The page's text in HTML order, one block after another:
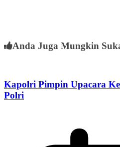
Anda Juga Mungkin
Kapolri Pimpin Upacara
Polri